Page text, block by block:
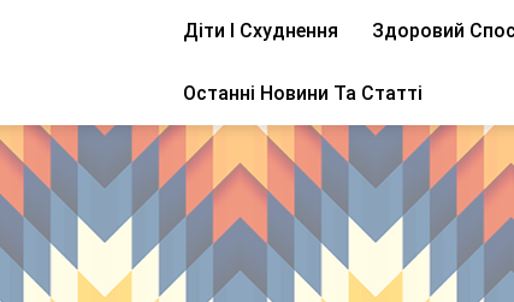
Діти І Схуднення Здоровий
Останні Новини Та Статті